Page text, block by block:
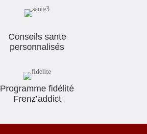
Conseils santé
personnalisés
Programme fidélité
Frenz’addict